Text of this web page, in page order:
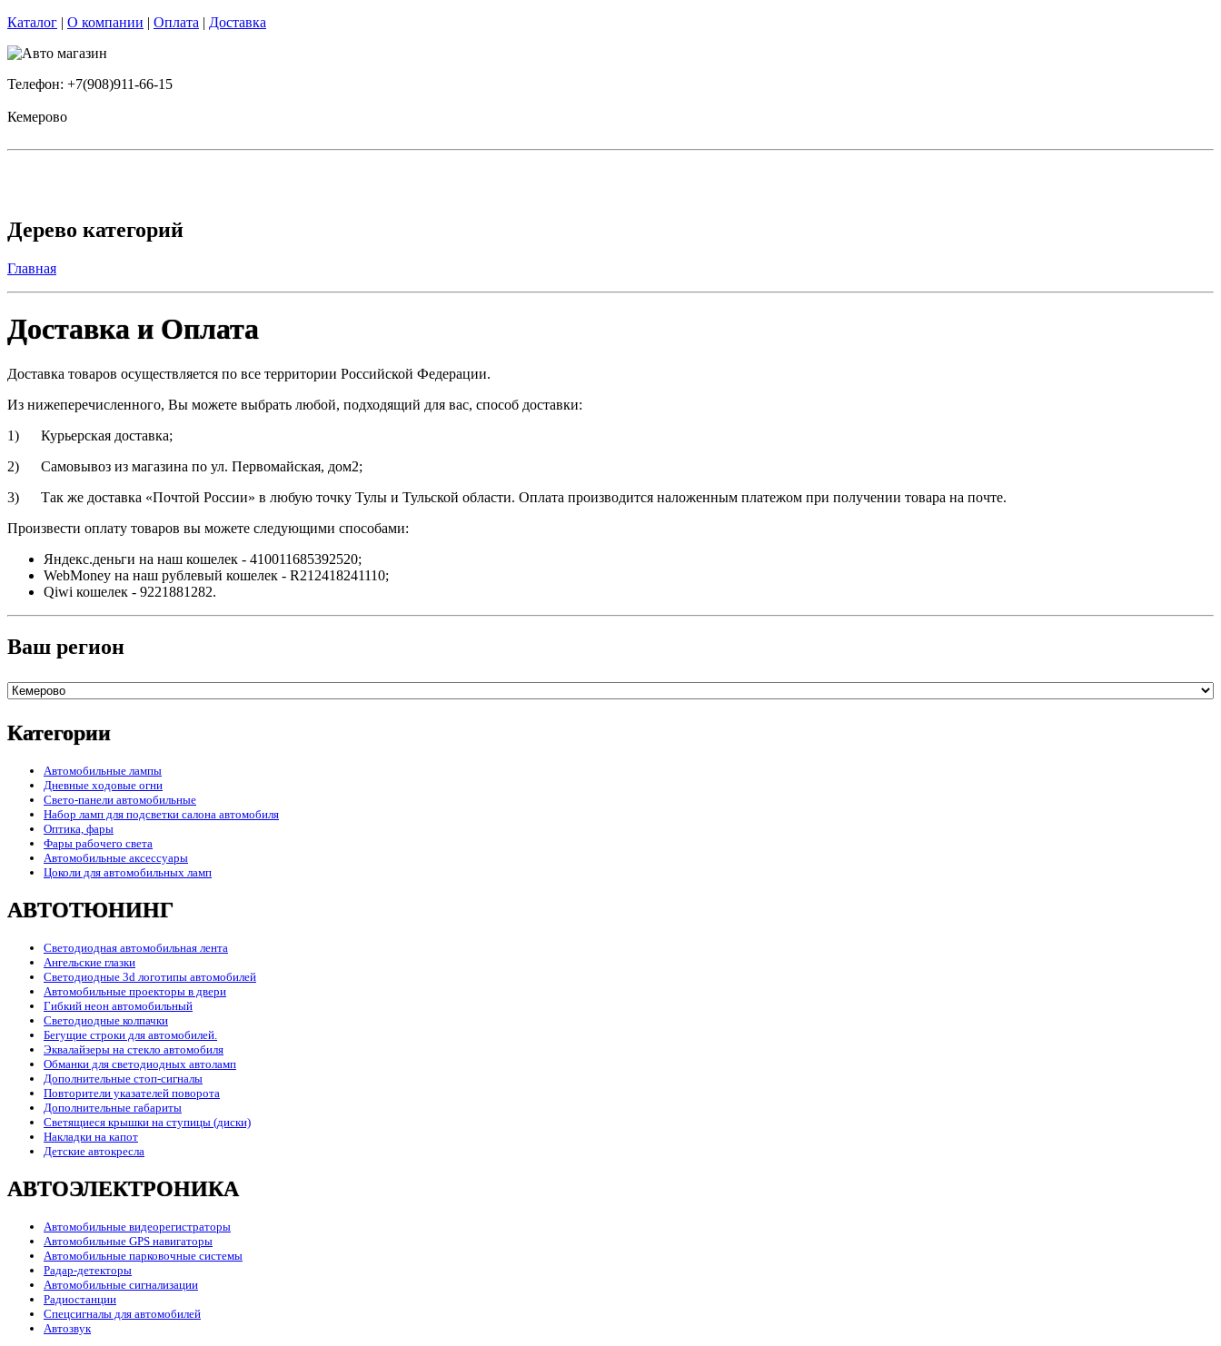
Каталог | О компании | Оплата | Доставка
Телефон: +7(908)911-66-15
Кемерово
Дерево категорий
Главная
Доставка и Оплата
Доставка товаров осуществляется по все территории Российской Федерации.
Из нижеперечисленного, Вы можете выбрать любой, подходящий для вас, способ доставки:
1) Курьерская доставка;
2) Самовывоз из магазина по ул. Первомайская, дом2;
3) Так же доставка «Почтой России» в любую точку Тулы и Тульской области. Оплата производится наложенным платежом при получении товара на почте.
Произвести оплату товаров вы можете следующими способами:
Яндекс.деньги на наш кошелек - 410011685392520;
WebMoney на наш рублевый кошелек - R212418241110;
Qiwi кошелек - 9221881282.
Ваш регион
Категории
Автомобильные лампы
Дневные ходовые огни
Свето-панели автомобильные
Набор ламп для подсветки салона автомобиля
Оптика, фары
Фары рабочего света
Автомобильные аксессуары
Цоколи для автомобильных ламп
АВТОТЮНИНГ
Светодиодная автомобильная лента
Ангельские глазки
Светодиодные 3d логотипы автомобилей
Автомобильные проекторы в двери
Гибкий неон автомобильный
Светодиодные колпачки
Бегущие строки для автомобилей.
Эквалайзеры на стекло автомобиля
Обманки для светодиодных автоламп
Дополнительные стоп-сигналы
Повторители указателей поворота
Дополнительные габариты
Светящиеся крышки на ступицы (диски)
Накладки на капот
Детские автокресла
АВТОЭЛЕКТРОНИКА
Автомобильные видеорегистраторы
Автомобильные GPS навигаторы
Автомобильные парковочные системы
Радар-детекторы
Автомобильные сигнализации
Радиостанции
Спецсигналы для автомобилей
Автозвук